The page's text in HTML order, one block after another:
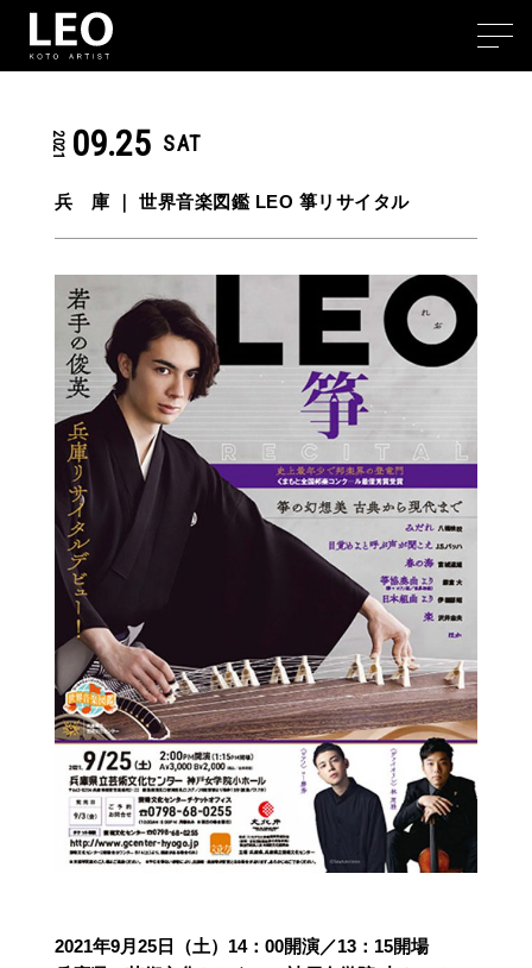
2021 09.25 SAT
兵 庫 ｜世界音楽図鑑 LEO 箏リサイタル
2021年9月25日（土）14：00開演／13：15開場